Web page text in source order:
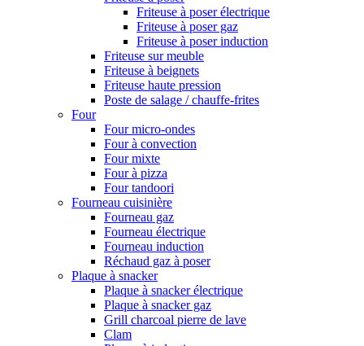
Friteuse à poser électrique
Friteuse à poser gaz
Friteuse à poser induction
Friteuse sur meuble
Friteuse à beignets
Friteuse haute pression
Poste de salage / chauffe-frites
Four
Four micro-ondes
Four à convection
Four mixte
Four à pizza
Four tandoori
Fourneau cuisinière
Fourneau gaz
Fourneau électrique
Fourneau induction
Réchaud gaz à poser
Plaque à snacker
Plaque à snacker électrique
Plaque à snacker gaz
Grill charcoal pierre de lave
Clam